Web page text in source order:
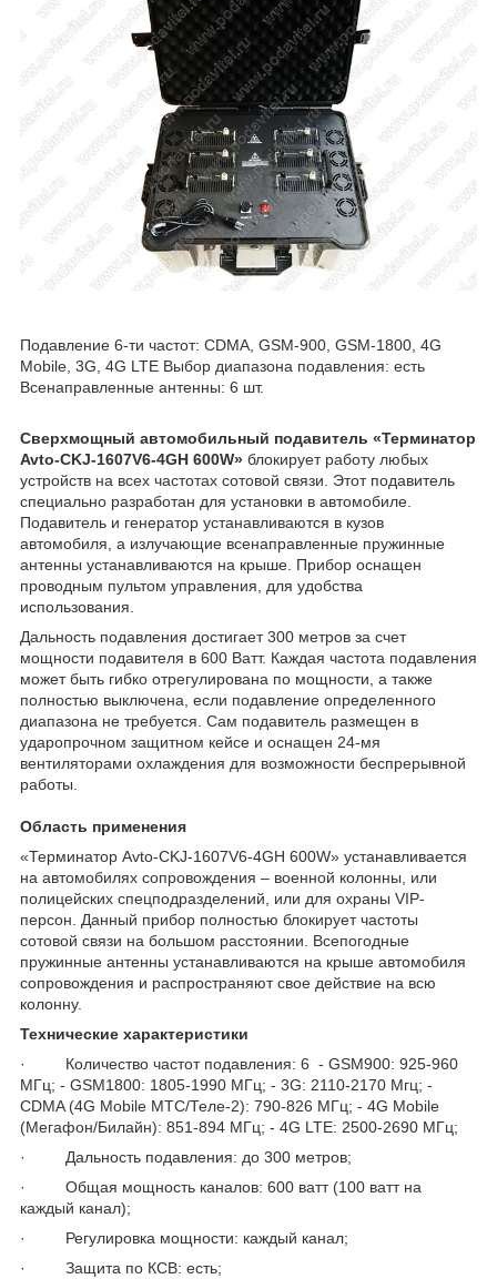
Подавление 6-ти частот: CDMA, GSM-900, GSM-1800, 4G
Mobile, 3G, 4G LTE Выбор диапазона подавления: есть
Всенаправленные антенны: 6 шт.
Сверхмощный автомобильный подавитель «Терминатор
Avto-CKJ-1607V6-4GH 600W» блокирует работу любых
устройств на всех частотах сотовой связи. Этот подавитель
специально разработан для установки в автомобиле.
Подавитель и генератор устанавливаются в кузов
автомобиля, а излучающие всенаправленные пружинные
антенны устанавливаются на крыше. Прибор оснащен
проводным пультом управления, для удобства
использования.
Дальность подавления достигает 300 метров за счет
мощности подавителя в 600 Ватт. Каждая частота подавления
может быть гибко отрегулирована по мощности, а также
полностью выключена, если подавление определенного
диапазона не требуется. Сам подавитель размещен в
ударопрочном защитном кейсе и оснащен 24-мя
вентиляторами охлаждения для возможности беспрерывной
работы.
Область применения
«Терминатор Avto-CKJ-1607V6-4GH 600W» устанавливается
на автомобилях сопровождения – военной колонны, или
полицейских спецподразделений, или для охраны VIP-
персон. Данный прибор полностью блокирует частоты
сотовой связи на большом расстоянии. Всепогодные
пружинные антенны устанавливаются на крыше автомобиля
сопровождения и распространяют свое действие на всю
колонну.
Технические характеристики
· Количество частот подавления: 6 - GSM900: 925-960
МГц; - GSM1800: 1805-1990 МГц; - 3G: 2110-2170 Мгц; -
CDMA (4G Mobile МТС/Теле-2): 790-826 МГц; - 4G Mobile
(Мегафон/Билайн): 851-894 МГц; - 4G LTE: 2500-2690 МГц;
· Дальность подавления: до 300 метров;
· Общая мощность каналов: 600 ватт (100 ватт на
каждый канал);
· Регулировка мощности: каждый канал;
· Защита по КСВ: есть;